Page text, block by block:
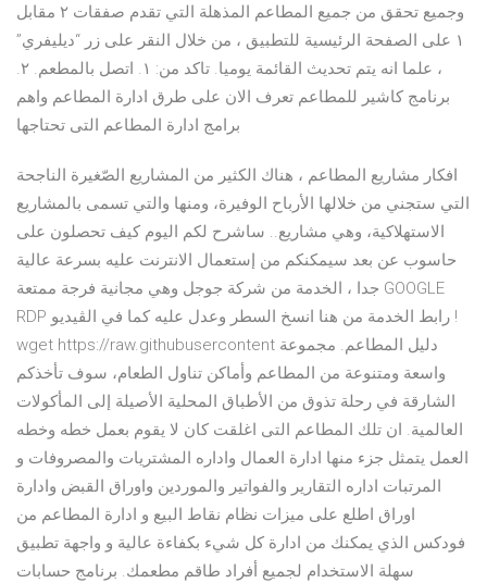
وجميع تحقق من جميع المطاعم المذهلة التي تقدم صفقات ٢ مقابل
١ على الصفحة الرئيسية للتطبيق ، من خلال النقر على زر “ديليفري”
، علما انه يتم تحديث القائمة يوميا. تاكد من: ١. اتصل بالمطعم. ٢.
برنامج كاشير للمطاعم تعرف الان على طرق ادارة المطاعم واهم
برامج ادارة المطاعم التى تحتاجها
افكار مشاريع المطاعم ، هناك الكثير من المشاريع الصّغيرة الناجحة
التي ستجني من خلالها الأرباح الوفيرة، ومنها والتي تسمى بالمشاريع
الاستهلاكية، وهي مشاريع.. ساشرح لكم اليوم كيف تحصلون على
حاسوب عن بعد سيمكنكم من إستعمال الانترنت عليه بسرعة عالية
جدا ، الخدمة من شركة جوجل وهي مجانية فرجة ممتعة GOOGLE
RDP رابط الخدمة من هنا انسخ السطر وعدل عليه كما في الڤيديو !
wget https://raw.githubusercontent دليل المطاعم. مجموعة
واسعة ومتنوعة من المطاعم وأماكن تناول الطعام، سوف تأخذكم
الشارقة في رحلة تذوق من الأطباق المحلية الأصيلة إلى المأكولات
العالمية. ان تلك المطاعم التى اغلقت كان لا يقوم بعمل خطه وخطه
العمل يتمثل جزء منها ادارة العمال واداره المشتريات والمصروفات و
المرتبات اداره التقارير والفواتير والموردين واوراق القبض وادارة
اوراق اطلع على ميزات نظام نقاط البيع و ادارة المطاعم من
فودكس الذي يمكنك من ادارة كل شيء بكفاءة عالية و واجهة تطبيق
سهلة الاستخدام لجميع أفراد طاقم مطعمك. برنامج حسابات